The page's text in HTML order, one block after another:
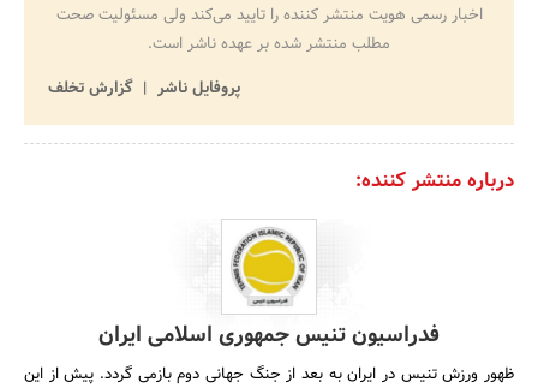
اخبار رسمی هویت منتشر کننده را تایید می‌کند ولی مسئولیت صحت
مطلب منتشر شده بر عهده ناشر است.
پروفایل ناشر
گزارش تخلف
درباره منتشر کننده:
فدراسیون تنیس جمهوری اسلامی ایران
ظهور ورزش تنیس در ایران به بعد از جنگ جهانی دوم بازمی گردد. پیش از این